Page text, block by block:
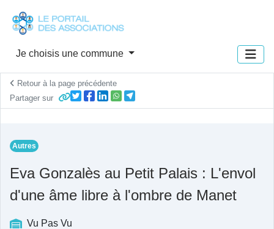
Je choisis une commune
Retour à la page précédente
Partager sur
Autres
Eva Gonzalès au Petit Palais : L'envol
d'une âme libre à l'ombre de Manet
Vu Pas Vu